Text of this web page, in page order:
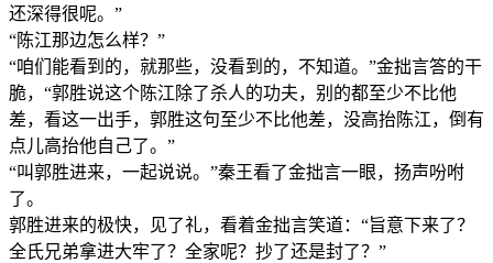
还深得很呢。”
“陈江那边怎么样？”
“咱们能看到的，就那些，没看到的，不知道。”金拙言答的干
脆，“郭胜说这个陈江除了杀人的功夫，别的都至少不比他
差，看这一出手，郭胜这句至少不比他差，没高抬陈江，倒有
点儿高抬他自己了。”
“叫郭胜进来，一起说说。”秦王看了金拙言一眼，扬声吩咐
了。
郭胜进来的极快，见了礼，看着金拙言笑道：“旨意下来了？
全氏兄弟拿进大牢了？全家呢？抄了还是封了？”